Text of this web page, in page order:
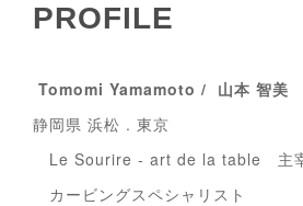
PROFILE
Tomomi Yamamoto / 山本 智美
静岡県 浜松 . 東京
Le Sourire - art de la table 主
カービングスペシャリスト